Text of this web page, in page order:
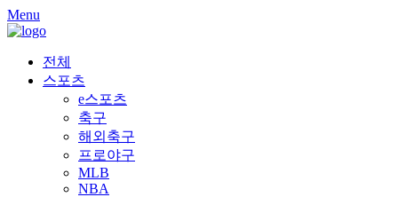
Skip
to
Menu
전체
스포츠
e스포츠
축구
해외축구
프로야구
MLB
NBA